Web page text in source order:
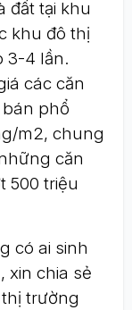
đất tại khu
khu đô thị
3-4 lần.
các căn
phổ
m2, chung
căn
500 triệu
có ai sinh
xin chia sẻ
trường